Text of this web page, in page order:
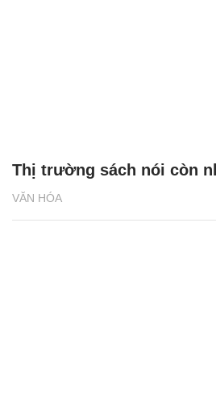
VĂN HÓA
Thị trường sách nói còn